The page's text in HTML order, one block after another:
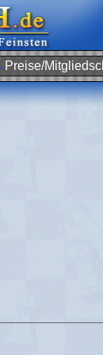
Preise/